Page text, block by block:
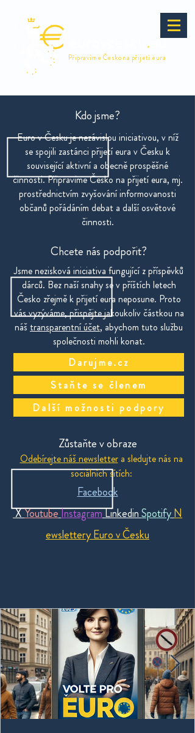
. eu
Připravíme Česko na přijetí eura
Euro v Česku je nezávislou iniciativou, v níž
se spojili zastánci přijetí eura v Česku k
související aktivní a obecně prospěšné
činnosti. Připravíme Česko na přijetí eura, mj.
prostřednictvím zvyšování informovanosti
občanů pořádáním debat a další osvětové
činnosti.
Kdo jsme?
Chcete nás podpořit?
Jsme nezisková iniciativa fungující z příspěvků
dárců. Bez naší snahy se v příštích letech
Česko zřejmě k přijetí eura neposune. Proto
vás vyzýváme, přispějte jakoukoliv částkou na
náštransparentní účet, abychom tuto službu
společnosti mohli konat.
Další možnosti podpory
Staňte se členem
Darujme.cz
Zůstaňte v obraze
Odebírejte náš newslettera sledujte nás na
sociálních sítích:
Facebook
XYoutubeInstagramLinkedinSpotifyN
ewslettery Euro v Česku